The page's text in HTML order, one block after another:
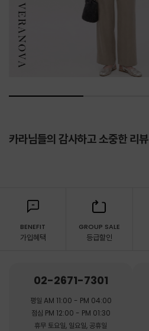
카라님들의 감사하고 소중한 리뷰
BENEFIT
가입혜택
GROUP SALE
등급할인
02-2671-7301
평일 AM 11:00 - PM 04:00
점심 PM 12:00 - PM 01:30
휴무 토요일, 일요일, 공휴일